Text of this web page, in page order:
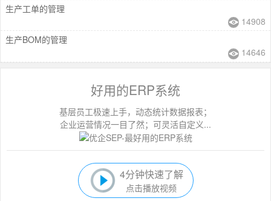
生产工单的管理
14908
生产BOM的管理
14646
好用的ERP系统
基层员工极速上手，动态统计数据报表；
企业运营情况一目了然；可灵活自定义...
4分钟快速了解
点击播放视频